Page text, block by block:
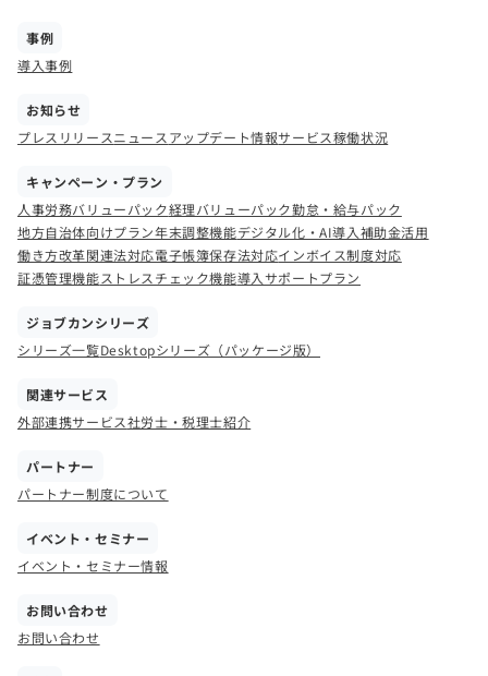
事例
導入事例
お知らせ
プレスリリースニュース アップデート情報サービス稼働状況
キャンペーン・プラン
人事労務バリューパック経理バリューパック勤怠・給与パック
地方自治体向けプラン年末調整機能デジタル化・AI導入補助金活用
働き方改革関連法対応電子帳簿保存法対応インボイス制度対応
証憑管理機能ストレスチェック機能導入サポートプラン
ジョブカンシリーズ
シリーズ一覧Desktopシリーズ（パッケージ版）
関連サービス
外部連携サービス社労士・税理士紹介
パートナー
パートナー制度について
イベント・セミナー
イベント・セミナー情報
お問い合わせ
お問い合わせ